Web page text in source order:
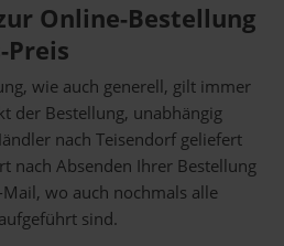
Online-Bestellung
Preis
wie auch generell, gilt immer
der Bestellung, unabhängig
nach Teisendorf geliefert
nach Absenden Ihrer Bestellung
wo auch nochmals alle
sind.